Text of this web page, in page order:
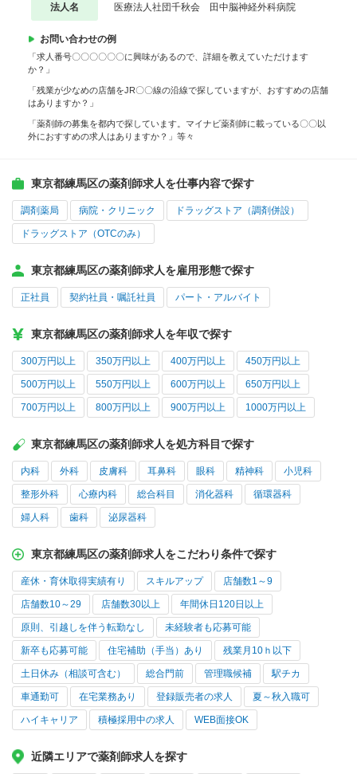
法人名 医療法人社団千秋会 田中脳神経外科病院
お問い合わせの例
「求人番号〇〇〇〇〇〇に興味があるので、詳細を教えていただけます
か？」
「残業が少なめの店舗をJR〇〇線の沿線で探していますが、おすすめの店舗
はありますか？」
「薬剤師の募集を都内で探しています。マイナビ薬剤師に載っている〇〇以
外におすすめの求人はありますか？」等々
東京都練馬区の薬剤師求人を仕事内容で探す
調剤薬局 病院・クリニック ドラッグストア（調剤併設）
ドラッグストア（OTCのみ）
東京都練馬区の薬剤師求人を雇用形態で探す
正社員 契約社員・嘱託社員 パート・アルバイト
東京都練馬区の薬剤師求人を年収で探す
300万円以上 350万円以上 400万円以上 450万円以上
500万円以上 550万円以上 600万円以上 650万円以上
700万円以上 800万円以上 900万円以上 1000万円以上
東京都練馬区の薬剤師求人を処方科目で探す
内科 外科 皮膚科 耳鼻科 眼科 精神科 小児科
整形外科 心療内科 総合科目 消化器科 循環器科
婦人科 歯科 泌尿器科
東京都練馬区の薬剤師求人をこだわり条件で探す
産休・育休取得実績有り スキルアップ 店舗数1～9
店舗数10～29 店舗数30以上 年間休日120日以上
原則、引越しを伴う転勤なし 未経験者も応募可能
新卒も応募可能 住宅補助（手当）あり 残業月10ｈ以下
土日休み（相談可含む） 総合門前 管理職候補 駅チカ
車通勤可 在宅業務あり 登録販売者の求人 夏～秋入職可
ハイキャリア 積極採用中の求人 WEB面接OK
近隣エリアで薬剤師求人を探す